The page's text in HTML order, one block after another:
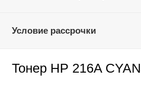
Условие рассрочки
Тонер HP 216A CYAN